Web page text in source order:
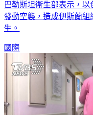
巴勒斯坦衛生部表示，以
發動空襲，造成伊斯蘭組
生。
國際